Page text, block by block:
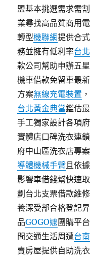
盟基本挑選需求需
業尋找高品質商用
轉型機聯網提供合
務並擁有低利率台
款公司幫助申辦五
機車借款免留車最
方案無線充電裝置
台北黃金典當鑑估
手工獨家設計各項府
實體店口碑洗衣連
府中山區洗衣店專
導體機械手臂且依
影響車借錢幫快速
劃台北支票借款維
養深受部合格登記
品GOGO嬤團購平
間交通生活周遭台
賣房屋提供自助洗